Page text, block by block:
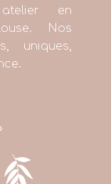
en
Nos
uniques,